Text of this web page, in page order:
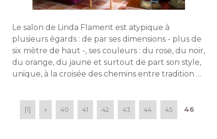
Le salon de Linda Flament est atypique à
plusieurs égards : de par ses dimensions - plus de
six mètre de haut -, ses couleurs : du rose, du noir,
du orange, du jaune et surtout de part son style,
unique, à la croisée des chemins entre tradition et
[1] « 40 41 42 43 44 45 46